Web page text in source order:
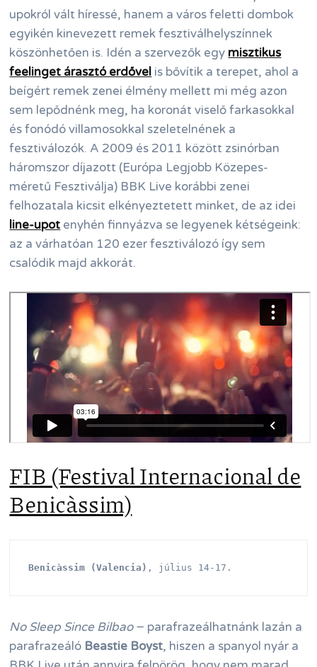
upokról vált híressé, hanem a város feletti dombok
egyikén kinevezett remek fesztiválhelyszínnek
köszönhetően is. Idén a szervezők egy misztikus
feelinget árasztó erdővel is bővítik a terepet, ahol a
beígért remek zenei élmény mellett mi még azon
sem lepődnénk meg, ha koronát viselő farkasokkal
és fonódó villamosokkal szeletelnének a
fesztiválozók. A 2009 és 2011 között zsinórban
háromszor díjazott (Európa Legjobb Közepes-
méretű Fesztiválja) BBK Live korábbi zenei
felhozatala kicsit elkényeztetett minket, de az idei
line-upot enyhén finnyázva se legyenek kétségeink:
az a várhatóan 120 ezer fesztiválozó így sem
csalódik majd akkorát.
FIB (Festival Internacional de
Benicàssim)
Benicàssim (Valencia) , július 14-17.
No Sleep Since Bilbao− parafrazeálhatnánk lazán a
parafrazeáló Beastie Boyst, hiszen a spanyol nyár a